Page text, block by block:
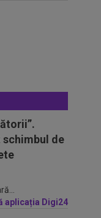
de
aplicația Digi24